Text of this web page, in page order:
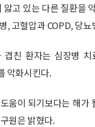
고 있는 다른 질환을
, 고혈압과 COPD, 당
친 환자는 심장병
악화시킨다.
움이 되기보다는 해가
원은 밝혔다.